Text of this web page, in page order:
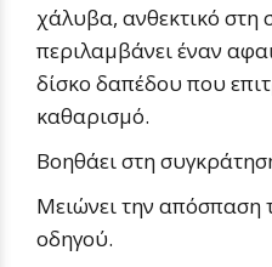
χάλυβα, ανθεκτικό στη
περιλαμβάνει έναν
δίσκο δαπέδου που
καθαρισμό.
Βοηθάει στη
Μειώνει την απόσπαση
οδηγού.